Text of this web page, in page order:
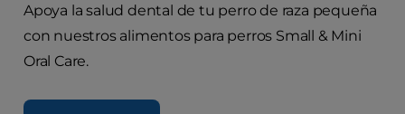
Apoya la salud dental de tu perro de raza pequeña
con nuestros alimentos para perros Small & Mini
Oral Care.